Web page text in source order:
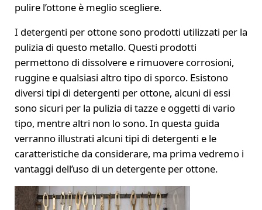
pulire l’ottone è meglio scegliere.
I detergenti per ottone sono prodotti utilizzati per la
pulizia di questo metallo. Questi prodotti
permettono di dissolvere e rimuovere corrosioni,
ruggine e qualsiasi altro tipo di sporco. Esistono
diversi tipi di detergenti per ottone, alcuni di essi
sono sicuri per la pulizia di tazze e oggetti di vario
tipo, mentre altri non lo sono. In questa guida
verranno illustrati alcuni tipi di detergenti e le
caratteristiche da considerare, ma prima vedremo i
vantaggi dell’uso di un detergente per ottone.